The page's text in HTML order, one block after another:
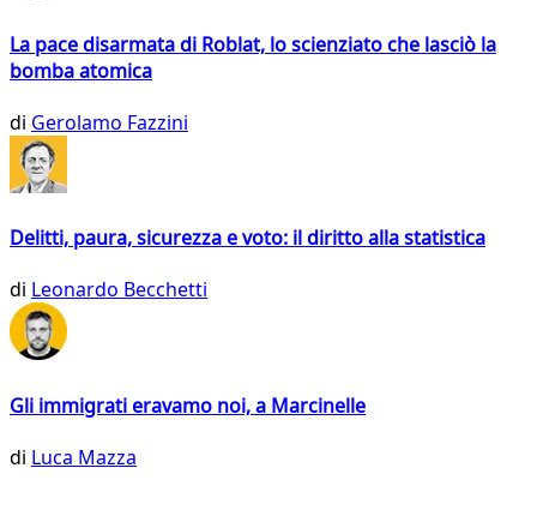
La pace disarmata di Roblat, lo scienziato che lasciò la
bomba atomica
di Gerolamo Fazzini
Delitti, paura, sicurezza e voto: il diritto alla statistica
di Leonardo Becchetti
Gli immigrati eravamo noi, a Marcinelle
di Luca Mazza